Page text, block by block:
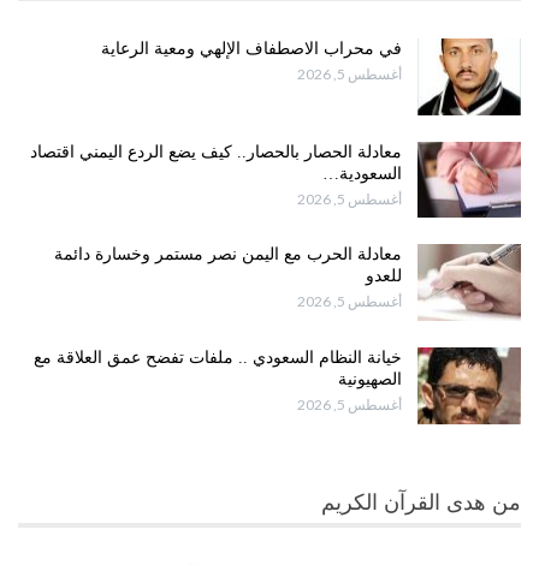
في محراب الاصطفاف الإلهي ومعية الرعاية
أغسطس 5, 2026
معادلة الحصار بالحصار.. كيف يضع الردع اليمني اقتصاد
السعودية…
أغسطس 5, 2026
معادلة الحرب مع اليمن نصر مستمر وخسارة دائمة
للعدو
أغسطس 5, 2026
خيانة النظام السعودي .. ملفات تفضح عمق العلاقة مع
الصهيونية
أغسطس 5, 2026
من هدى القرآن الكريم